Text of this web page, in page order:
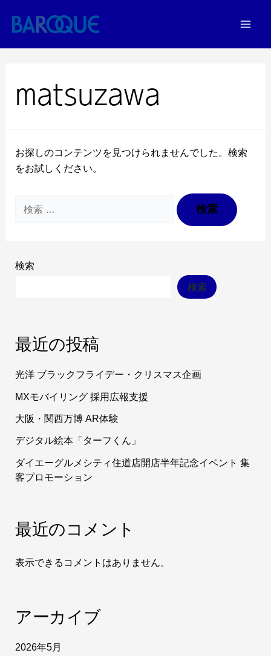
matsuzawa
お探しのコンテンツを見つけられませんでした。検索
をお試しください。
検索
検索
最近の投稿
光洋 ブラックフライデー・クリスマス企画
MXモバイリング 採用広報支援
大阪・関西万博 AR体験
デジタル絵本「ターフくん」
ダイエーグルメシティ住道店開店半年記念イベント 集
客プロモーション
最近のコメント
表示できるコメントはありません。
アーカイブ
2026年5月